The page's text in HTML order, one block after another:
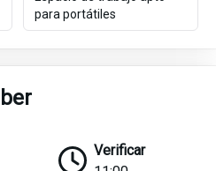
para portátiles
Verificar